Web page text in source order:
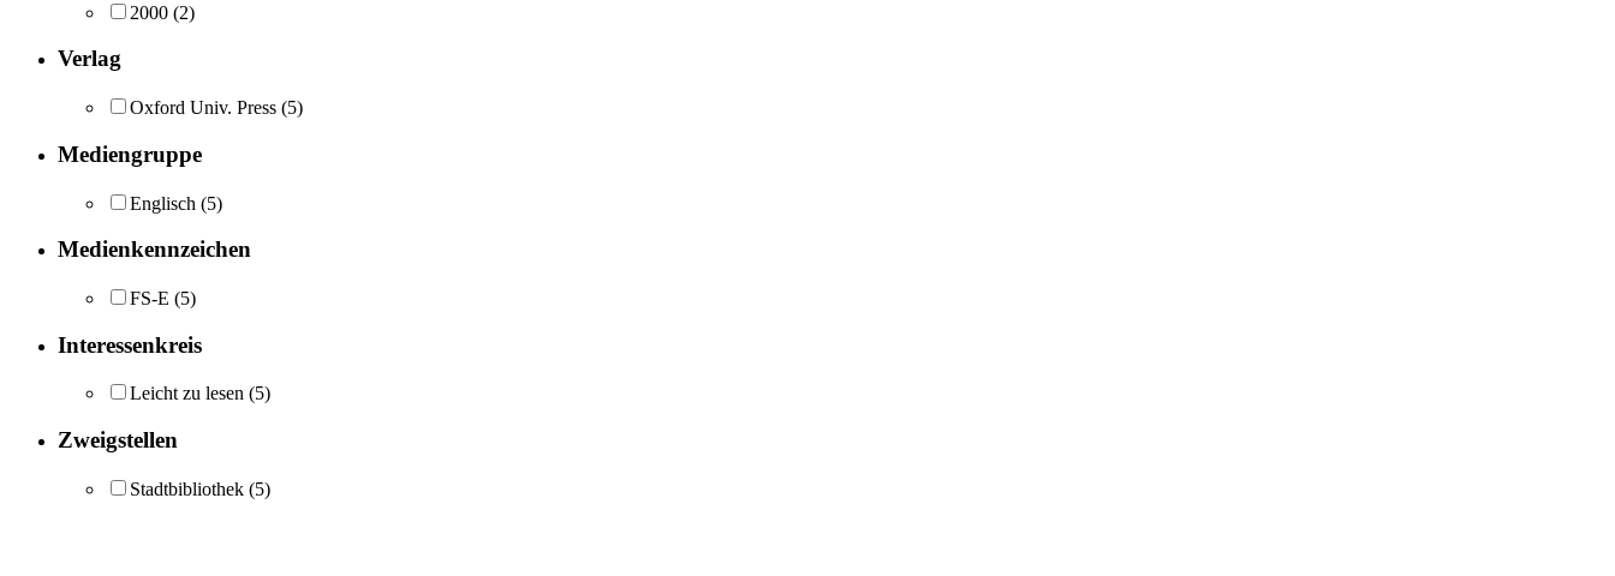
2000 (2)
Verlag
Oxford Univ. Press (5)
Mediengruppe
Englisch (5)
Medienkennzeichen
FS-E (5)
Interessenkreis
Leicht zu lesen (5)
Zweigstellen
Stadtbibliothek (5)